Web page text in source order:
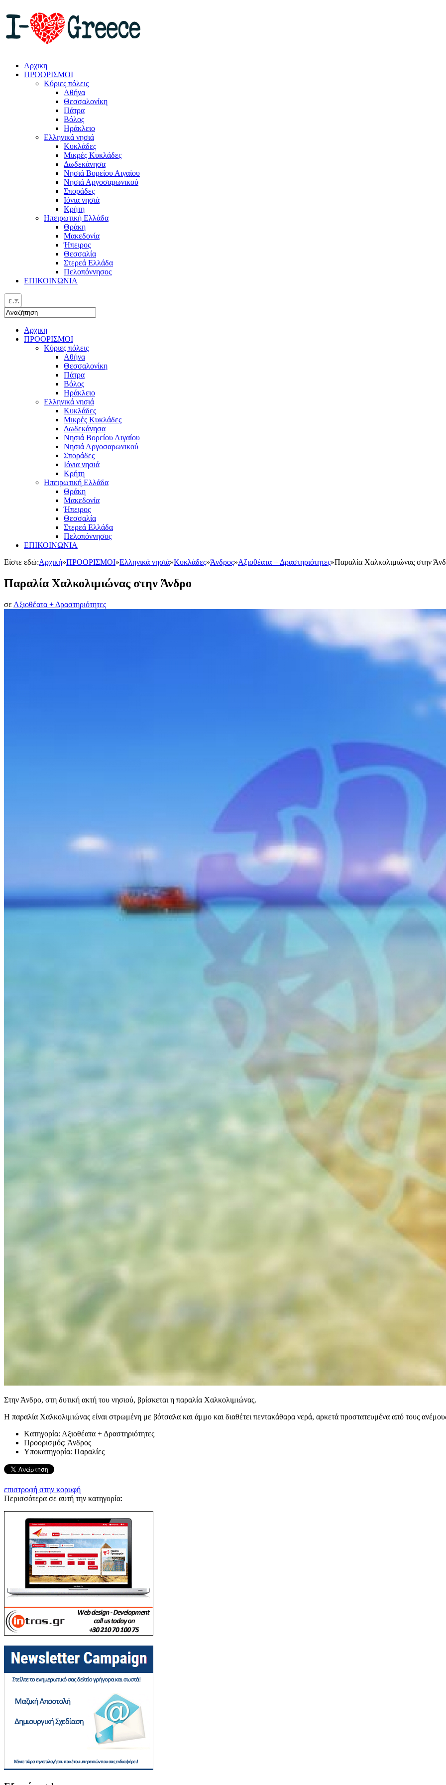
Αρχικη
ΠΡΟΟΡΙΣΜΟΙ
Κύριες πόλεις
Αθήνα
Θεσσαλονίκη
Πάτρα
Βόλος
Ηράκλειο
Ελληνικά νησιά
Κυκλάδες
Μικρές Κυκλάδες
Δωδεκάνησα
Νησιά Βορείου Αιγαίου
Νησιά Αργοσαρωνικού
Σποράδες
Ιόνια νησιά
Κρήτη
Ηπειρωτική Ελλάδα
Θράκη
Μακεδονία
Ήπειρος
Θεσσαλία
Στερεά Ελλάδα
Πελοπόννησος
ΕΠΙΚΟΙΝΩΝΙΑ
ελ
Αρχικη
ΠΡΟΟΡΙΣΜΟΙ
Κύριες πόλεις
Αθήνα
Θεσσαλονίκη
Πάτρα
Βόλος
Ηράκλειο
Ελληνικά νησιά
Κυκλάδες
Μικρές Κυκλάδες
Δωδεκάνησα
Νησιά Βορείου Αιγαίου
Νησιά Αργοσαρωνικού
Σποράδες
Ιόνια νησιά
Κρήτη
Ηπειρωτική Ελλάδα
Θράκη
Μακεδονία
Ήπειρος
Θεσσαλία
Στερεά Ελλάδα
Πελοπόννησος
ΕΠΙΚΟΙΝΩΝΙΑ
Είστε εδώ:Αρχική»ΠΡΟΟΡΙΣΜΟΙ»Ελληνικά νησιά»Κυκλάδες»Άνδρος»Αξιοθέατα + Δραστηριότητες»Παραλία Χαλκολιμιώνας στην
Παραλία Χαλκολιμιώνας στην Άνδρο
σε Αξιοθέατα + Δραστηριότητες
Στην Άνδρο, στη δυτική ακτή του νησιού, βρίσκεται η παραλία Χαλκολιμιώνας.
Η παραλία Χαλκολιμιώνας είναι στρωμένη με βότσαλα και άμμο και διαθέτει πεντακάθαρα νερά, αρκετά προστατευμένα από τους
Kατηγορία: Αξιοθέατα + Δραστηριότητες
Προορισμός: Άνδρος
Υποκατηγορία: Παραλίες
επιστροφή στην κορυφή
Περισσότερα σε αυτή την κατηγορία: